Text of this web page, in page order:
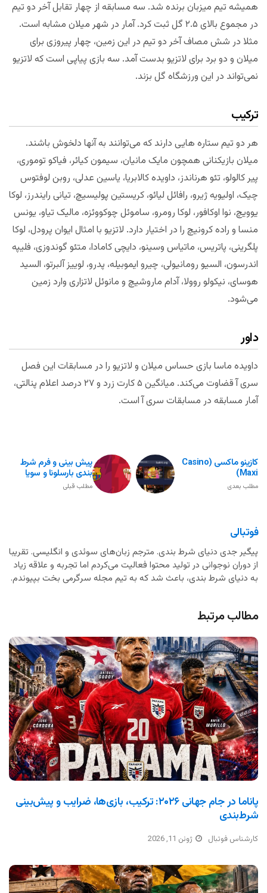
همیشه تیم میزبان برنده شد. سه مسابقه از چهار تقابل آخر دو تیم
در مجموع بالای ۲.۵ گل ثبت کرد. آمار در شهر میلان مشابه است.
مثلا در شش مصاف آخر دو تیم در این زمین، چهار پیروزی برای
میلان و دو برد برای لاتزیو بدست آمد. سه بازی پیاپی است که لاتزیو
نمی‌تواند در این ورزشگاه گل بزند.
ترکیب
هر دو تیم ستاره هایی دارند که می‌توانند به آنها دلخوش باشند.
میلان بازیکنانی همچون مایک مانیان، سیمون کیائر، فیاکو توموری،
پیر کالولو، تئو هرناندز، داویده کالابریا، یاسین عدلی، روبن لوفتوس
چیک، اولیویه ژیرو، رافائل لیائو، کریستین پولیسیچ، تیانی رایندرز، لوکا
یوویچ، نوا اوکافور، لوکا رومرو، ساموئل چوکووئزه، مالیک تیاو، یونس
منسا و راده کرونیچ را در اختیار دارد. لاتزیو با امثال ایوان پرودل، لوکا
پلگرینی، پاتریس، ماتیاس وسینو، دایچی کامادا، متئو گوندوزی، فلیپه
اندرسون، السیو رومانیولی، چیرو ایموبیله، پدرو، لوییز آلبرتو، السید
هوسای، نیکولو روولا، آدام ماروشیچ و مانوئل لاتزاری وارد زمین
می‌شود.
داور
داویده ماسا بازی حساس میلان و لاتزیو را در مسابقات این فصل
سری آ قضاوت می‌کند. میانگین ۵ کارت زرد و ۲۷ درصد اعلام پنالتی،
آمار مسابقه در مسابقات سری آ است.
پیش بینی و فرم شرط
بندی بارسلونا و سویا
مطلب قبلی
کازینو ماکسی (Casino
Maxi)
مطلب بعدی
فوتبالی
پیگیر جدی دنیای شرط بندی. مترجم زبان‌های سوئدی و انگلیسی. تقریبا
از دوران نوجوانی در تولید محتوا فعالیت می‌کردم اما تجربه و علاقه زیاد
به دنیای شرط بندی، باعث شد که به تیم مجله سرگرمی بخت بپیوندم.
مطالب مرتبط
پاناما در جام جهانی ۲۰۲۶: ترکیب، بازی‌ها، ضرایب و پیش‌بینی
شرط‌بندی
کارشناس فوتبال ژوئن 11, 2026